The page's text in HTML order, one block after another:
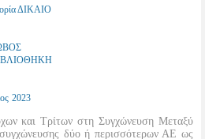
ΔΙΚΑΙΟ
2023
και Τρίτων στη Συγχώνευση Μεταξύ
δύο ή περισσότερων ΑΕ ως